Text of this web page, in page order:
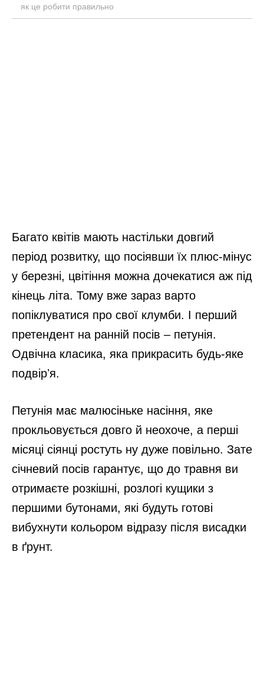
як це робити правильно
Багато квітів мають настільки довгий
період розвитку, що посіявши їх плюс-мінус
у березні, цвітіння можна дочекатися аж під
кінець літа. Тому вже зараз варто
попіклуватися про свої клумби. І перший
претендент на ранній посів – петунія.
Одвічна класика, яка прикрасить будь-яке
подвірʼя.
Петунія має малюсіньке насіння, яке
прокльовується довго й неохоче, а перші
місяці сіянці ростуть ну дуже повільно. Зате
січневий посів гарантує, що до травня ви
отримаєте розкішні, розлогі кущики з
першими бутонами, які будуть готові
вибухнути кольором відразу після висадки
в ґрунт.